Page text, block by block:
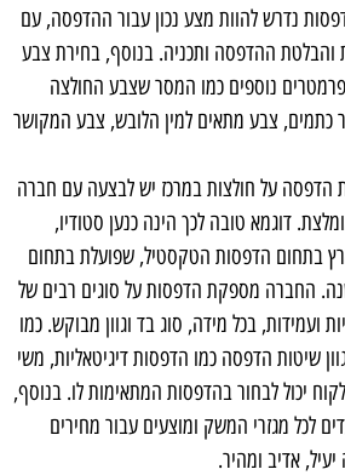
נדרש להוות מצע נכון עבור ההדפסה, עם
ההדפסה ותכניה. בנוסף, בחירת צבע
נוספים כמו המסר שצבע החולצה
כתמים, צבע מתאים למין הלובש, צבע המקושר
הדפסה על חולצות במרכז יש לבצעה עם חברה
דוגמא טובה לכך הינה כנען סטודיו,
בתחום הדפסות הטקסטיל, שפועלת בתחום
החברה מספקת הדפסות על סוגים רבים של
ועמידות, בכל מידה, סוג בד וגוון מבוקש. כמו
שיטות הדפסה כמו הדפסות דיגיטאליות, משי
יכול לבחור בהדפסות המתאימות לו. בנוסף,
לכל מגזרי המשק ומוצעים עבור מחירים
אדיב ומהיר.